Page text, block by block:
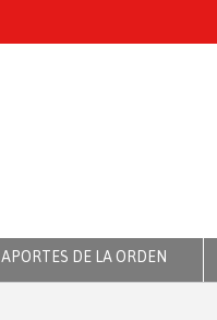
APORTES DE LA ORDEN